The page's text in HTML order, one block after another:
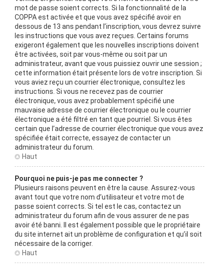
mot de passe soient corrects. Si la fonctionnalité de la
COPPA est activée et que vous avez spécifié avoir en
dessous de 13 ans pendant l’inscription, vous devrez suivre
les instructions que vous avez reçues. Certains forums
exigeront également que les nouvelles inscriptions doivent
être activées, soit par vous-même ou soit par un
administrateur, avant que vous puissiez ouvrir une session ;
cette information était présente lors de votre inscription. Si
vous aviez reçu un courrier électronique, consultez les
instructions. Si vous ne recevez pas de courrier
électronique, vous avez probablement spécifié une
mauvaise adresse de courrier électronique ou le courrier
électronique a été filtré en tant que pourriel. Si vous êtes
certain que l’adresse de courrier électronique que vous avez
spécifiée était correcte, essayez de contacter un
administrateur du forum.
Haut
Pourquoi ne puis-je pas me connecter ?
Plusieurs raisons peuvent en être la cause. Assurez-vous
avant tout que votre nom d’utilisateur et votre mot de
passe soient corrects. Si tel est le cas, contactez un
administrateur du forum afin de vous assurer de ne pas
avoir été banni. Il est également possible que le propriétaire
du site internet ait un problème de configuration et qu’il soit
nécessaire de la corriger.
Haut